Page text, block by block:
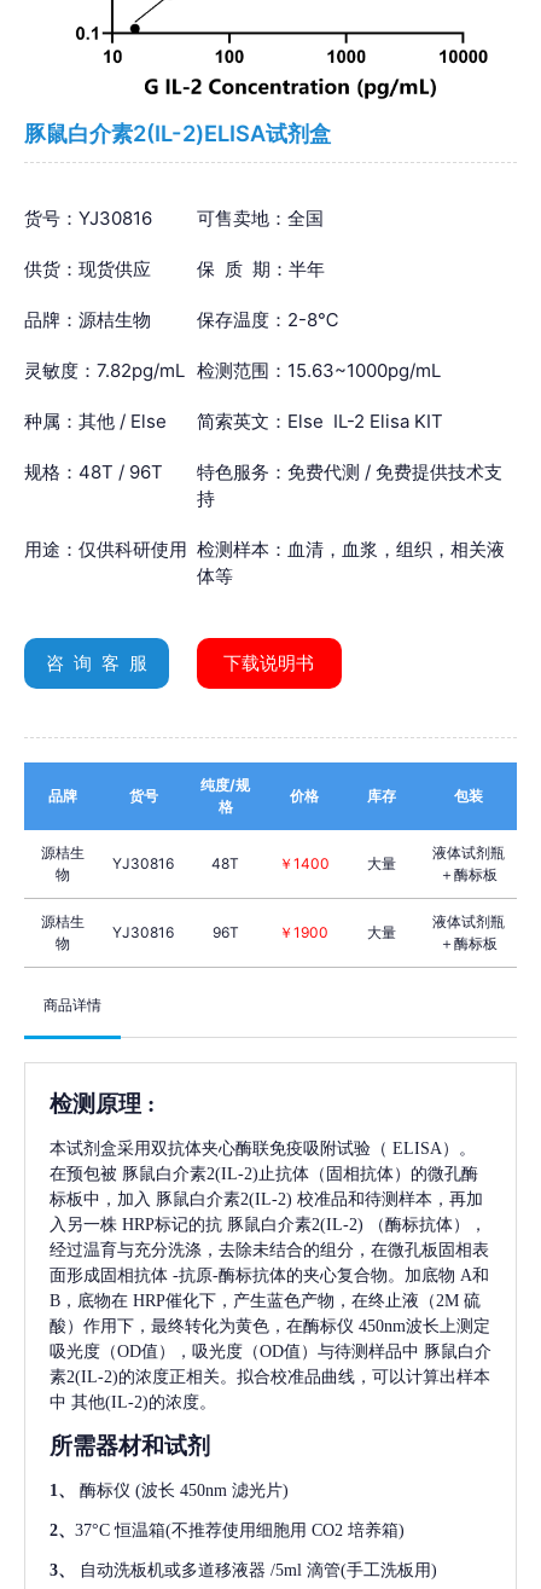
豚鼠白介素2(IL-2)ELISA试剂盒
货号：YJ30816 可售卖地：全国
供货：现货供应 保 质 期：半年
品牌：源桔生物 保存温度：2-8℃
灵敏度：7.82pg/mL 检测范围：15.63~1000pg/mL
种属：其他 / Else 简索英文：Else IL-2 Elisa KIT
规格：48T / 96T
特色服务：免费代测 / 免费提供技术支
持
用途：仅供科研使用 检测样本：血清，血浆，组织，相关液
体等
咨 询 客 服 下载说明书
品牌 货号
纯度/规
格
价格 库存 包装
源桔生
物
YJ30816 48T ￥1400 大量
液体试剂瓶
＋酶标板
源桔生
物
YJ30816 96T ￥1900 大量
液体试剂瓶
＋酶标板
商品详情
检测原理 :
本试剂盒采用双抗体夹心酶联免疫吸附试验（ ELISA）。
在预包被 豚鼠白介素2(IL-2)止抗体（固相抗体）的微孔酶
标板中，加入 豚鼠白介素2(IL-2) 校准品和待测样本，再加
入另一株 HRP标记的抗 豚鼠白介素2(IL-2)
（酶标抗体），
经过温育与充分洗涤，去除未结合的组分，在微孔板固相表
面形成固相抗体 -抗原-酶标抗体的夹心复合物。加底物 A和
B，底物在 HRP催化下，产生蓝色产物，在终止液（2M 硫
酸）作用下，最终转化为黄色，在酶标仪 450nm波长上测定
吸光度（OD值），吸光度（OD值）与待测样品中 豚鼠白介
素2(IL-2)的浓度正相关。拟合校准品曲线，可以计算出样本
中 其他(IL-2)的浓度。
所需器材和试剂
1、 酶标仪 (波长 450nm 滤光片)
2、 37°C 恒温箱(不推荐使用细胞用 CO2 培养箱)
3、 自动洗板机或多道移液器 /5ml 滴管(手工洗板用)